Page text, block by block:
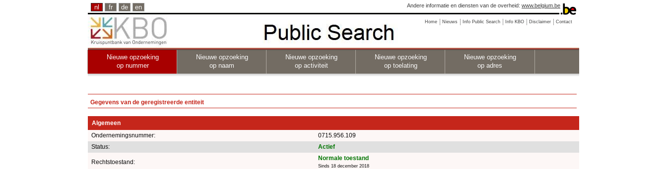
nl fr de en Andere informatie en diensten van de overheid: www.belgium.be
Home Nieuws Info Public Search Info KBO Disclaimer Contact
Nieuwe opzoeking
op nummer
Nieuwe opzoeking
op naam
Nieuwe opzoeking
op activiteit
Nieuwe opzoeking
op toelating
Nieuwe opzoeking
op adres
Gegevens van de geregistreerde entiteit
Algemeen
Ondernemingsnummer:
0715.956.109
Status:
Actief
Rechtstoestand:
Normale toestand
Sinds 18 december 2018